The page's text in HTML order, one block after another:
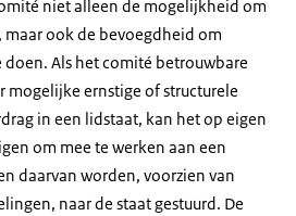
niet alleen de mogelijkheid om
ook de bevoegdheid om
Als het comité betrouwbare
ernstige of structurele
in een lidstaat, kan het op eigen
om mee te werken aan een
daarvan worden, voorzien van
naar de staat gestuurd. De